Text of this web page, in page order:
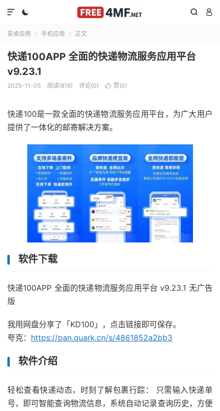
  

安卓应用  手机应用  正文
快递100APP 全面的快递物流服务应用平台
v9.23.1
2025-11-05 阅读(816) 评论(0)  赞(0)
快递100是一款全面的快递物流服务应用平台，为广大用户
提供了一体化的邮寄解决方案。
软件下载
快递100APP 全面的快递物流服务应用平台 v9.23.1 无广告
版
我用网盘分享了「KD100」，点击链接即可保存。
夸克： https://pan.quark.cn/s/4861852a2bb3
软件介绍
轻松查看快递动态，时刻了解包裹行踪： 只需输入快递单
号，即可智能查询物流信息，系统自动记录查询历史，方便